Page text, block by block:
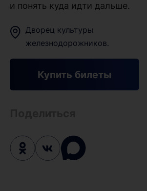
и понять куда идти дальше.
Дворец культуры
железнодорожников.
Купить билеты